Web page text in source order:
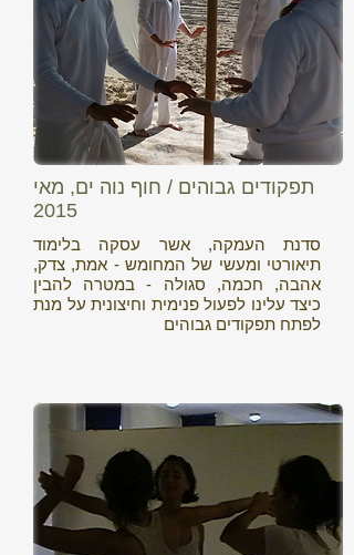
תפקודים גבוהים / חוף נוה ים, מאי
2015
סדנת העמקה, אשר עסקה בלימוד
תיאורטי ומעשי של המחומש - אמת, צדק,
אהבה, חכמה, סגולה - במטרה להבין
כיצד עלינו לפעול פנימית וחיצונית על מנת
לפתח תפקודים גבוהים